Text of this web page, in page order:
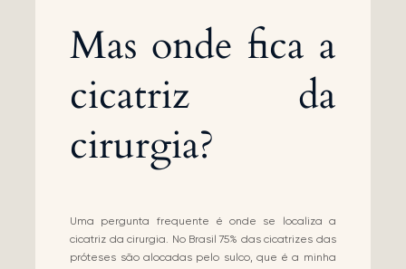
Mas onde fica a
cicatriz da
cirurgia?
Uma pergunta frequente é onde se localiza a
cicatriz da cirurgia. No Brasil 75% das cicatrizes das
próteses são alocadas pelo sulco, que é a minha